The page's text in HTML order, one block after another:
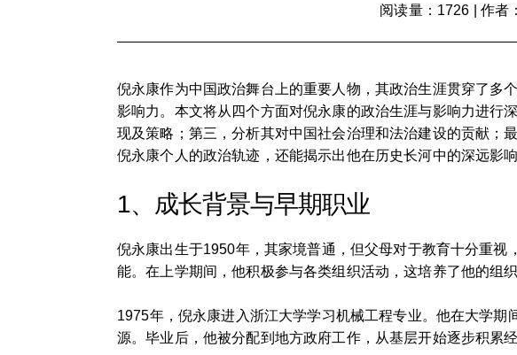
阅读量：1726 |作者
倪永康作为中国政治舞台上的重要人物，其政治生涯贯穿了多
影响力。本文将从四个方面对倪永康的政治生涯与影响力进行
现及策略；第三，分析其对中国社会治理和法治建设的贡献；
倪永康个人的政治轨迹，还能揭示出他在历史长河中的深远影响
1、成长背景与早期职业
倪永康出生于1950年，其家境普通，但父母对于教育十分重
能。在上学期间，他积极参与各类组织活动，这培养了他的组
1975年，倪永康进入浙江大学学习机械工程专业。他在大学
源。毕业后，他被分配到地方政府工作，从基层开始逐步积累